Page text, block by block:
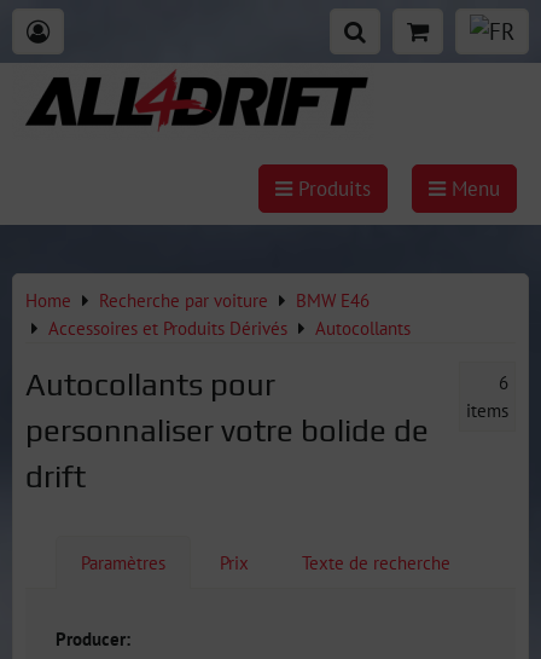
Produits Menu
Home Recherche par voiture
BMW E46
Accessoires et Produits Dérivés
Autocollants
Autocollants pour
personnaliser votre bolide de
drift
6
items
Paramètres Prix Texte de recherche
Producer: